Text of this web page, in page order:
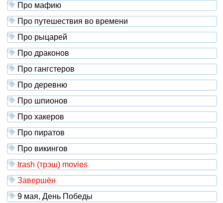
Про мафию
Про путешествия во времени
Про рыцарей
Про драконов
Про гангстеров
Про деревню
Про шпионов
Про хакеров
Про пиратов
Про викингов
trash (трэш) movies
Завершён
9 мая, День Победы